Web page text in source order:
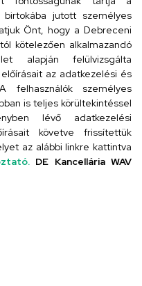
Debrecen
körút 94
Oktatást
Központ
, 1. emelet, 110
központ)
52 255 001 / 56120
jutott személyes
Önt, hogy a Debreceni
kötelezően alkalmazandó
alapján felülvizsgálta
az adatkezelési és
felhasználók személyes
is teljes körültekintéssel
lévő adatkezelési
követve frissítettük
az alábbi linkre kattintva
DE Kancellária WAV